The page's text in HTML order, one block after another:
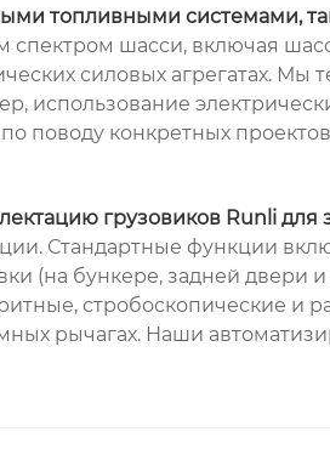
топливными системами,
шасси, включая
силовых агрегатах. Мы
использование
поводу конкретных
грузовиков Runli
Стандартные функции
(на бункере, задней двери
стробоскопические и
рычагах. Наши